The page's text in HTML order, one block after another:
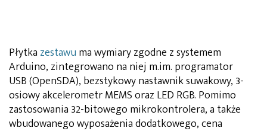
Płytka zestawu ma wymiary zgodne z systemem
Arduino, zintegrowano na niej m.im. programator
USB (OpenSDA), bezstykowy nastawnik suwakowy, 3-
osiowy akcelerometr MEMS oraz LED RGB. Pomimo
zastosowania 32-bitowego mikrokontrolera, a także
wbudowanego wyposażenia dodatkowego, cena